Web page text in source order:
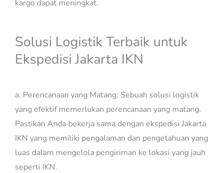
kargo dapat meningkat.
Solusi Logistik Terbaik untuk
Ekspedisi Jakarta IKN
a. Perencanaan yang Matang: Sebuah solusi logistik
yang efektif memerlukan perencanaan yang matang.
Pastikan Anda bekerja sama dengan ekspedisi Jakarta
IKN yang memiliki pengalaman dan pengetahuan yang
luas dalam mengelola pengiriman ke lokasi yang jauh
seperti IKN.